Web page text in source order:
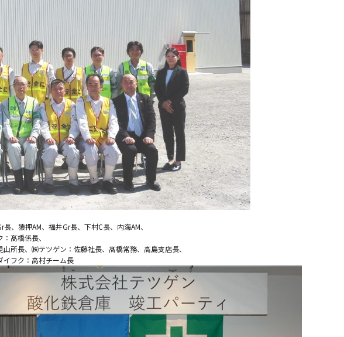
、猿押AM、福井Gr長、下村C長、内海AM、
髙橋係長、
長、㈱テツゲン：佐藤社長、髙橋常務、高島支店長、
イフク：高村チーム長